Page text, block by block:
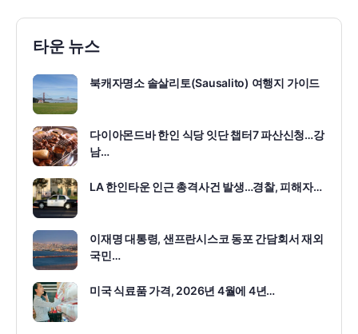
타운 뉴스
북캐자명소 솔살리토(Sausalito) 여행지 가이드
다이아몬드바 한인 식당 잇단 챕터7 파산신청…강
남…
LA 한인타운 인근 총격사건 발생…경찰, 피해자…
이재명 대통령, 샌프란시스코 동포 간담회서 재외
국민…
미국 식료품 가격, 2026년 4월에 4년…